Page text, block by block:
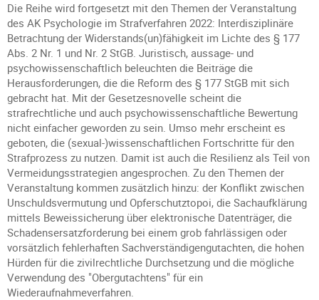
Die Reihe wird fortgesetzt mit den Themen der Veranstaltung
des AK Psychologie im Strafverfahren 2022: Interdisziplinäre
Betrachtung der Widerstands(un)fähigkeit im Lichte des § 177
Abs. 2 Nr. 1 und Nr. 2 StGB. Juristisch, aussage- und
psychowissenschaftlich beleuchten die Beiträge die
Herausforderungen, die die Reform des § 177 StGB mit sich
gebracht hat. Mit der Gesetzesnovelle scheint die
strafrechtliche und auch psychowissenschaftliche Bewertung
nicht einfacher geworden zu sein. Umso mehr erscheint es
geboten, die (sexual-)wissenschaftlichen Fortschritte für den
Strafprozess zu nutzen. Damit ist auch die Resilienz als Teil von
Vermeidungsstrategien angesprochen. Zu den Themen der
Veranstaltung kommen zusätzlich hinzu: der Konflikt zwischen
Unschuldsvermutung und Opferschutztopoi, die Sachaufklärung
mittels Beweissicherung über elektronische Datenträger, die
Schadensersatzforderung bei einem grob fahrlässigen oder
vorsätzlich fehlerhaften Sachverständigengutachten, die hohen
Hürden für die zivilrechtliche Durchsetzung und die mögliche
Verwendung des "Obergutachtens" für ein
Wiederaufnahmeverfahren.